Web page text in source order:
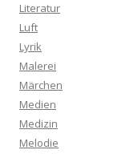
Literatur
Luft
Lyrik
Malerei
Märchen
Medien
Medizin
Melodie